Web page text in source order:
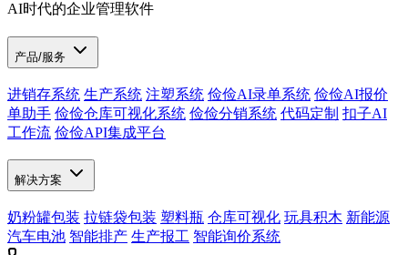
AI时代的企业管理软件
产品/服务
进销存系统 生产系统 注塑系统 俭俭AI录单系统 俭俭AI报价
单助手 俭俭仓库可视化系统 俭俭分销系统 代码定制 扣子AI
工作流 俭俭API集成平台
解决方案
奶粉罐包装 拉链袋包装 塑料瓶 仓库可视化 玩具积木 新能源
汽车电池 智能排产 生产报工 智能询价系统